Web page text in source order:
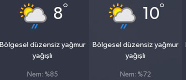
8°
Bölgesel düzensiz yağmur
yağışlı
Nem: %85
10°
Bölgesel düzensiz yağmur
yağışlı
Nem: %72